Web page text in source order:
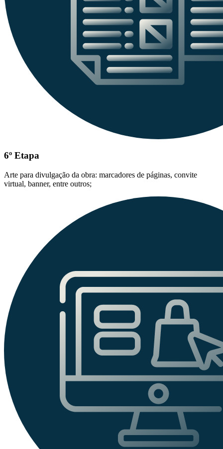
6º Etapa
Arte para divulgação da obra: marcadores de páginas, convite
virtual, banner, entre outros;